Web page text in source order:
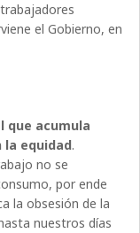
el Gobierno, en
que acumula
la equidad.
no se
por ende
la obsesión de la
nuestros días